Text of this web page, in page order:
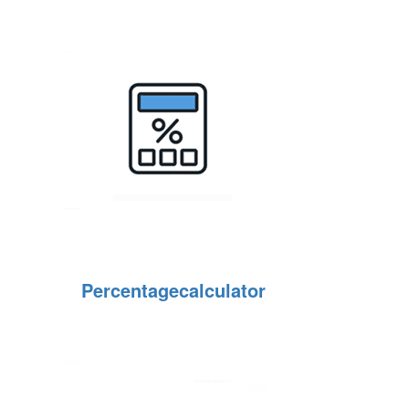
Percentagecalculator